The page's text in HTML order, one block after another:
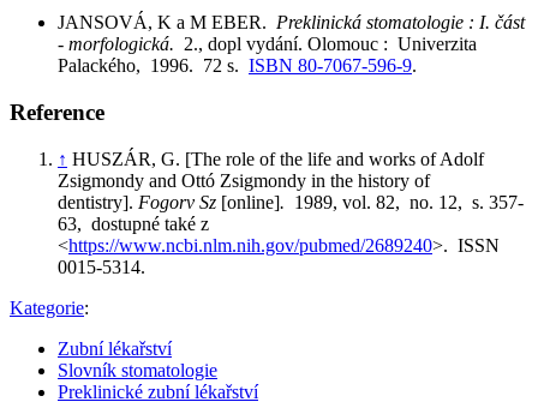
JANSOVÁ, K a M EBER. Preklinická stomatologie : I. část
- morfologická. 2., dopl vydání. Olomouc : Univerzita
Palackého, 1996. 72 s. ISBN 80-7067-596-9.
Reference
↑ HUSZÁR, G. [The role of the life and works of Adolf
Zsigmondy and Ottó Zsigmondy in the history of
dentistry]. Fogorv Sz [online]. 1989, vol. 82, no. 12, s. 357-
63, dostupné také z
<https://www.ncbi.nlm.nih.gov/pubmed/2689240>. ISSN
0015-5314.
Kategorie:
Zubní lékařství
Slovník stomatologie
Preklinické zubní lékařství